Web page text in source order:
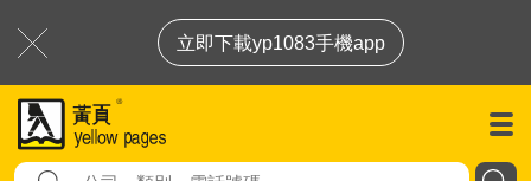
立即下載yp1083手機app